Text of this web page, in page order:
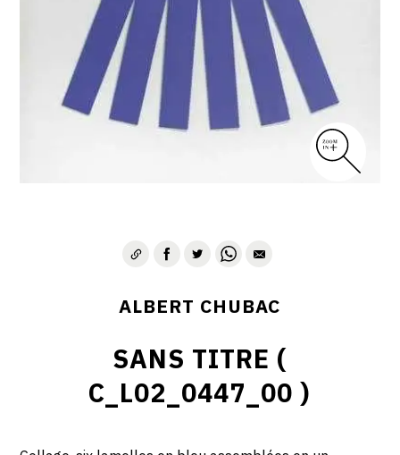
ALBERT CHUBAC
SANS TITRE (
C_L02_0447_00 )